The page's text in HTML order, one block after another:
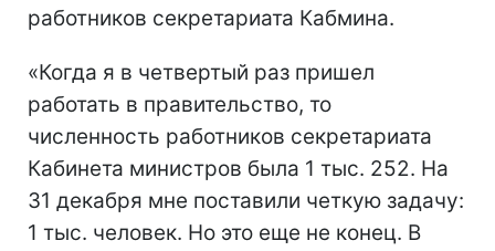
работников секретариата Кабмина.
«Когда я в четвертый раз пришел
работать в правительство, то
численность работников секретариата
Кабинета министров была 1 тыс. 252. На
31 декабря мне поставили четкую задачу:
1 тыс. человек. Но это еще не конец. В